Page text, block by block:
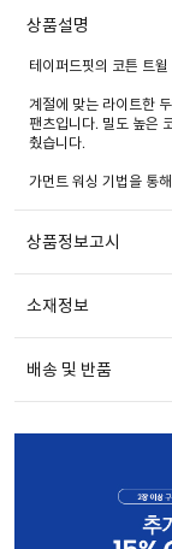
상품설명
테이퍼드핏의 코튼 트
계절에 맞는 라이트한
팬츠입니다. 밀도 높은
췄습니다.
가먼트 워싱 기법을 통
상품정보고시
소재정보
배송 및 반품